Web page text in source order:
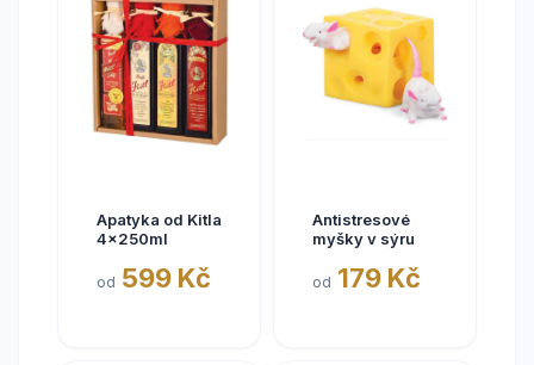
Apatyka od Kitla
4x250ml
od 599 Kč
Antistresové
myšky v sýru
od 179 Kč